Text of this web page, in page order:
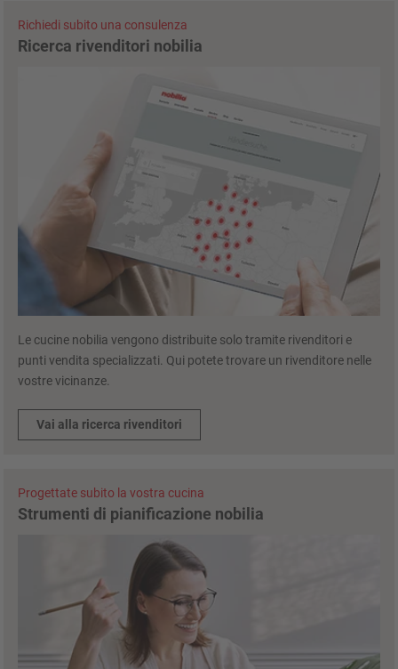
Richiedi subito una consulenza
Ricerca rivenditori nobilia
Le cucine nobilia vengono distribuite solo tramite rivenditori e
punti vendita specializzati. Qui potete trovare un rivenditore nelle
vostre vicinanze.
Vai alla ricerca rivenditori
Progettate subito la vostra cucina
Strumenti di pianificazione nobilia